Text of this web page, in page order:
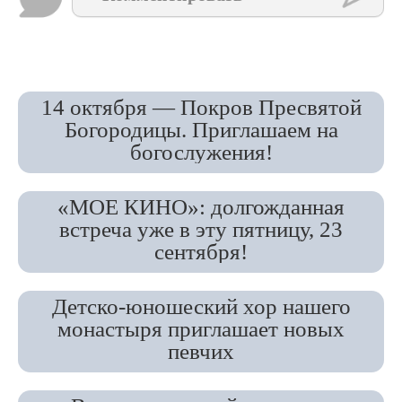
14 октября — Покров Пресвятой
Богородицы. Приглашаем на
богослужения!
«МОЕ КИНО»: долгожданная
встреча уже в эту пятницу, 23
сентября!
Детско-юношеский хор нашего
монастыря приглашает новых
певчих